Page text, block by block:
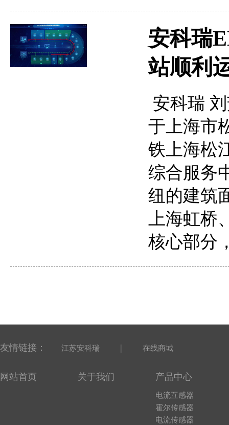
安科瑞
站顺利
安科瑞
于上海市
铁上海松
综合服务
纽的建筑
上海虹
核心部分
友情链接： 江苏安科瑞 | 在线商城
网站首页 关于我们 产品中心
电流互感器
霍尔传感器
电流传感器